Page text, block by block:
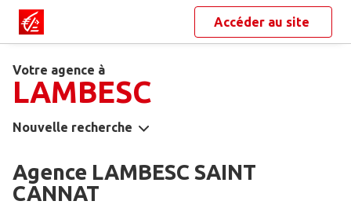
Accéder au site
Votre agence à
LAMBESC
Nouvelle recherche
Agence LAMBESC SAINT
CANNAT